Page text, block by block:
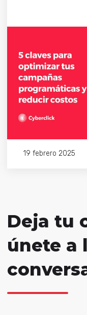
19 febrero 2025
Deja tu
únete a